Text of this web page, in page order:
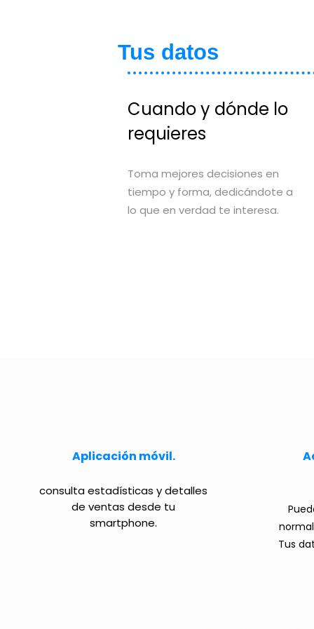
Tus datos
Cuando y dónde lo
requieres
Toma mejores decisiones en
tiempo y forma, dedicándote a
lo que en verdad te interesa.
Aplicación móvil.
consulta estadísticas y detalles
de ventas desde tu
smartphone.
Tus